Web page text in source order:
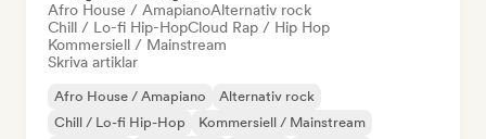
Afro House / AmapianoAlternativ rock
Chill / Lo-fi Hip-HopCloud Rap / Hip Hop
Kommersiell / Mainstream
Skriva artiklar
Afro House / Amapiano
Alternativ rock
Chill / Lo-fi Hip-Hop
Kommersiell / Mainstream